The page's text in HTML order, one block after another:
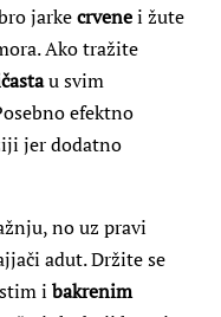
jarkecrvenei žute
Ako tražite
u svim
efektno
jer dodatno
no uz pravi
adut. Držite se
i bakrenim